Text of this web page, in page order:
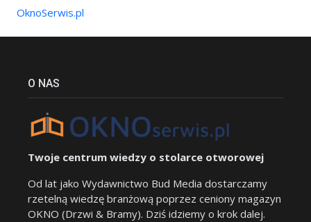
OknoSerwis.pl
O NAS
Twoje centrum wiedzy o stolarce otworowej
Od lat jako Wydawnictwo Bud Media dostarczamy
rzetelną wiedzę branżową poprzez ceniony magazyn
OKNO (Drzwi & Bramy). Dziś idziemy o krok dalej.